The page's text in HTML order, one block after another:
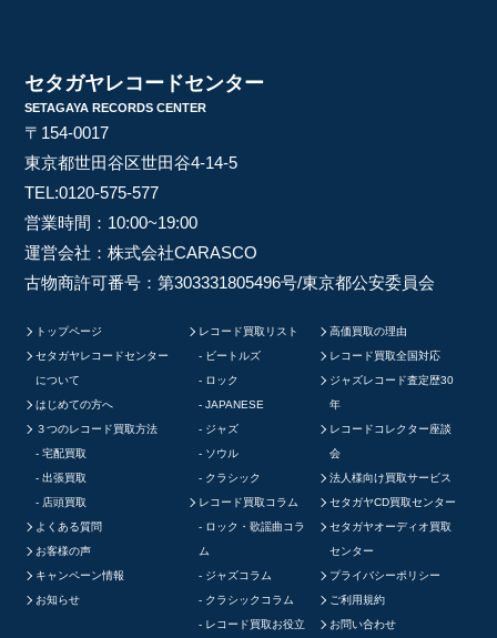
セタガヤレコードセンター
SETAGAYA RECORDS CENTER
〒154-0017
東京都世田谷区世田谷4-14-5
TEL:0120-575-577
営業時間：10:00~19:00
運営会社：株式会社CARASCO
古物商許可番号：第303331805496号/東京都公安委員会
トップページ
セタガヤレコードセンター
について
はじめての方へ
３つのレコード買取方法
宅配買取
出張買取
店頭買取
よくある質問
お客様の声
キャンペーン情報
お知らせ
レコード買取リスト
ビートルズ
ロック
JAPANESE
ジャズ
ソウル
クラシック
レコード買取コラム
ロック・歌謡曲コラ
ム
ジャズコラム
クラシックコラム
レコード買取お役立
高価買取の理由
レコード買取全国対応
ジャズレコード査定歴30
年
レコードコレクター座談
会
法人様向け買取サービス
セタガヤCD買取センター
セタガヤオーディオ買取
センター
プライバシーポリシー
ご利用規約
お問い合わせ